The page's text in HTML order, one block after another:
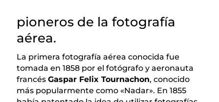
pioneros de la fotografía
aérea.
La primera fotografía aérea conocida fue
tomada en 1858 por el fotógrafo y aeronauta
francés Gaspar Felix Tournachon, conocido
más popularmente como «Nadar». En 1855